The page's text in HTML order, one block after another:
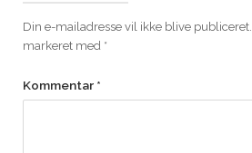
Din e-mailadresse vil ikke blive publiceret.
markeret med *
Kommentar *